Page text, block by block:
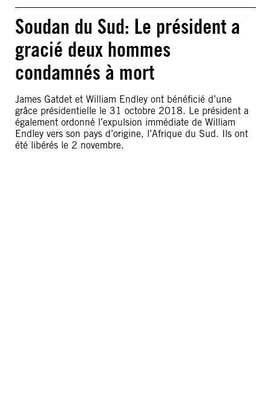
Soudan du Sud: Le président a
gracié deux hommes
condamnés à mort
James Gatdet et William Endley ont bénéficié d’une
grâce présidentielle le 31 octobre 2018. Le président a
également ordonné l’expulsion immédiate de William
Endley vers son pays d’origine, l’Afrique du Sud. Ils ont
été libérés le 2 novembre.